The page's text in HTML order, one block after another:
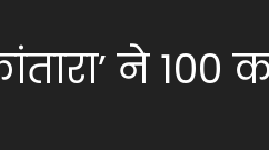
ने 100